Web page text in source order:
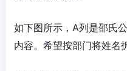
如下图所示，A列是邵氏
内容。希望按部门将姓名